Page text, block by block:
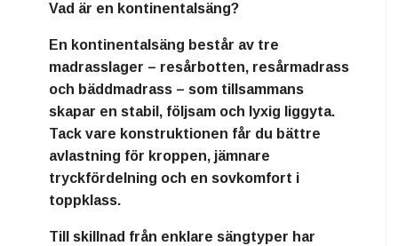
Vad är en kontinentalsäng?
En kontinentalsäng består av tre
madrasslager – resårbotten, resårmadrass
och bäddmadrass – som tillsammans
skapar en stabil, följsam och lyxig liggyta.
Tack vare konstruktionen får du bättre
avlastning för kroppen, jämnare
tryckfördelning och en sovkomfort i
toppklass.
Till skillnad från enklare sängtyper har